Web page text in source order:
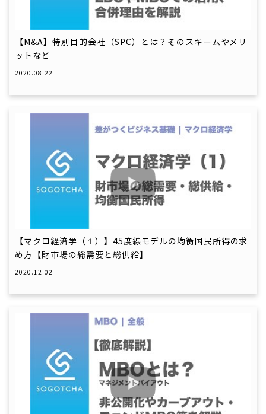
【M&A】特別目的会社（SPC）とは？そのスキームやメリ
ットなど
2020.08.22
【マクロ経済学（１）】45度線モデルの均衡国民所得の求
め方【財市場の総需要と総供給】
2020.12.02